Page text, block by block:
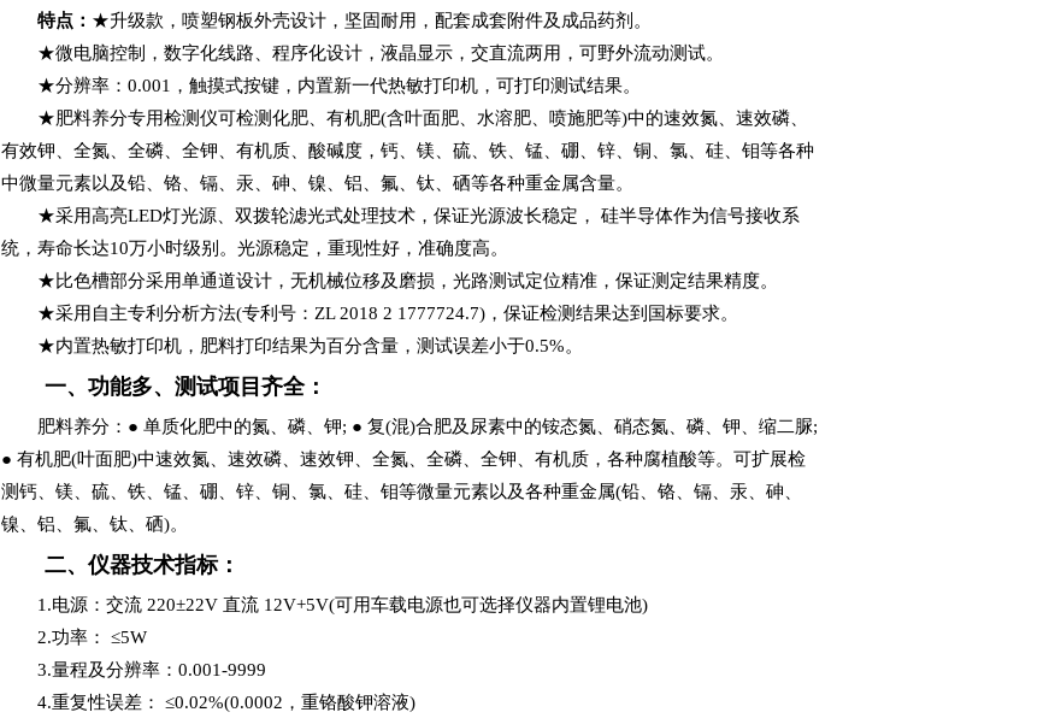
特点： ★升级款，喷塑钢板外壳设计，坚固耐用，配套成套附件及成品药剂。
★微电脑控制，数字化线路、程序化设计，液晶显示，交直流两用，可野外流动测试。
★分辨率：0.001，触摸式按键，内置新一代热敏打印机，可打印测试结果。
★肥料养分专用检测仪可检测化肥、有机肥(含叶面肥、水溶肥、喷施肥等)中的速效氮、速效磷、
有效钾、全氮、全磷、全钾、有机质、酸碱度，钙、镁、硫、铁、锰、硼、锌、铜、氯、硅、钼等各种
中微量元素以及铅、铬、镉、汞、砷、镍、铝、氟、钛、硒等各种重金属含量。
★采用高亮LED灯光源、双拨轮滤光式处理技术，保证光源波长稳定， 硅半导体作为信号接收系
统，寿命长达10万小时级别。光源稳定，重现性好，准确度高。
★比色槽部分采用单通道设计，无机械位移及磨损，光路测试定位精准，保证测定结果精度。
★采用自主专利分析方法(专利号：ZL 2018 2 1777724.7)，保证检测结果达到国标要求。
★内置热敏打印机，肥料打印结果为百分含量，测试误差小于0.5%。
一、功能多、测试项目齐全：
肥料养分：● 单质化肥中的氮、磷、钾; ● 复(混)合肥及尿素中的铵态氮、硝态氮、磷、钾、缩二脲;
● 有机肥(叶面肥)中速效氮、速效磷、速效钾、全氮、全磷、全钾、有机质，各种腐植酸等。可扩展检
测钙、镁、硫、铁、锰、硼、锌、铜、氯、硅、钼等微量元素以及各种重金属(铅、铬、镉、汞、砷、
镍、铝、氟、钛、硒)。
二、仪器技术指标：
1.电源：交流 220±22V 直流 12V+5V(可用车载电源也可选择仪器内置锂电池)
2.功率： ≤5W
3.量程及分辨率：0.001-9999
4.重复性误差： ≤0.02%(0.0002，重铬酸钾溶液)